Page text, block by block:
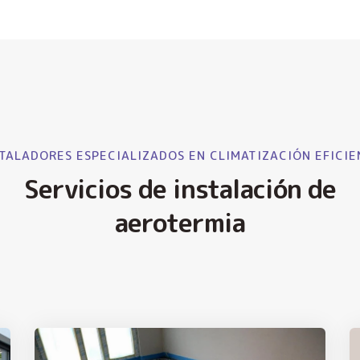
ESPECIALIZADOS EN CLIMATIZACIÓN
Servicios de instalación de
aerotermia